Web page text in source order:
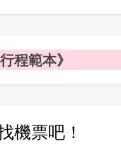
程範本》
機票吧！